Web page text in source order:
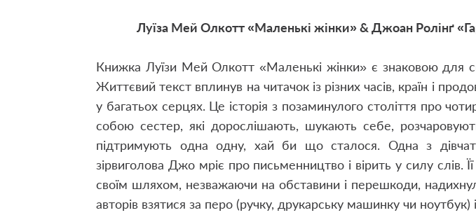
Луїза Мей Олкотт «Маленькі жінки» & Джоан Ролінґ
Книжка Луїзи Мей Олкотт «Маленькі жінки» є знаковою для
Життєвий текст вплинув на читачок із різних часів, країн і
у багатьох серцях. Це історія з позаминулого століття про
собою сестер, які дорослішають, шукають себе,
підтримують одна одну, хай би що сталося. Одна з
зірвиголова Джо мріє про письменництво і вірить у силу слів.
своїм шляхом, незважаючи на обставини і перешкоди,
авторів взятися за перо (ручку, друкарську машинку чи ноутбук)